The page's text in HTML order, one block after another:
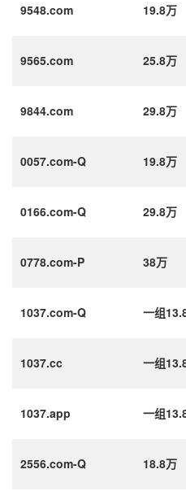
9548.com 19.8万
9565.com 25.8万
9844.com 29.8万
0057.com-Q 19.8万
0166.com-Q 29.8万
0778.com-P 38万
1037.com-Q 一组
1037.cc 一组
1037.app 一组
2556.com-Q 18.8万